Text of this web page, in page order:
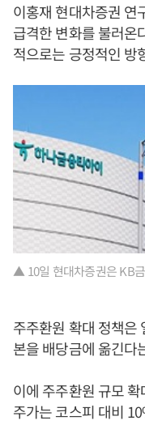
이홍재 현대차증권 연
급격한 변화를 불러온
적으로는 긍정적인 방
▲ 10일 현대차증권은 KB
주주환원 확대 정책은
본을 배당금에 옮긴다
이에 주주환원 규모
주가는 코스피 대비